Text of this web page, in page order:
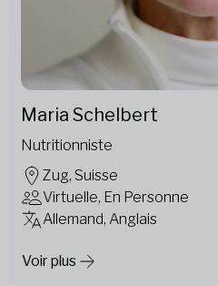
Maria Schelbert
Nutritionniste
Zug, Suisse
Virtuelle, En Personne
Allemand, Anglais
Voir plus